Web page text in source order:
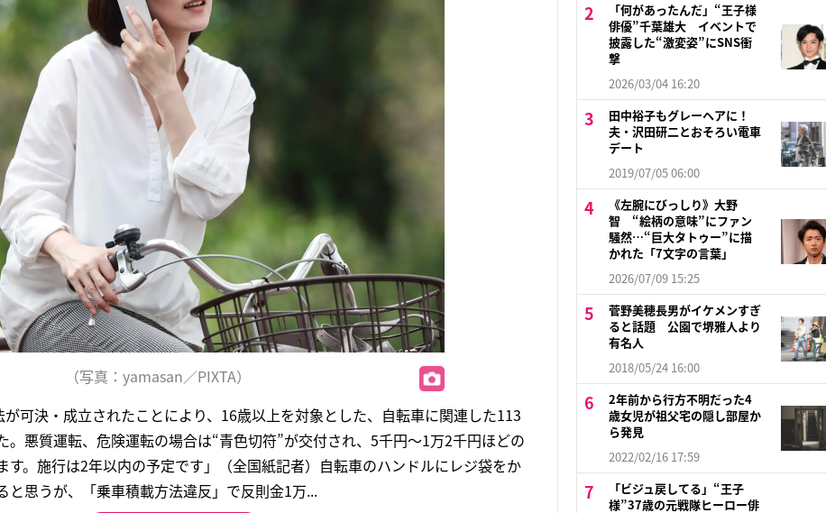
（写真：yamasan／PIXTA）
が可決・成立されたことにより、16歳以上を対象とした、自転車に関連した113
。悪質運転、危険運転の場合は“青色切符”が交付され、5千円～1万2千円ほどの
す。施行は2年以内の予定です」（全国紙記者）自転車のハンドルにレジ袋をか
と思うが、「乗車積載方法違反」で反則金1万...
「何があったんだ」“王子様
俳優”千葉雄大 イベントで
披露した“激変姿”にSNS衝
撃
2026/03/04 16:20
田中裕子もグレーヘアに！
夫・沢田研二とおそろい電車
デート
2019/07/05 06:00
《左腕にびっしり》大野
智 “絵柄の意味”にファン
騒然…“巨大タトゥー”に描
かれた「7文字の言葉」
2026/07/09 15:25
菅野美穂長男がイケメンすぎ
ると話題 公園で堺雅人より
有名人
2018/05/24 16:00
2年前から行方不明だった4
歳女児が祖父宅の隠し部屋か
ら発見
2022/02/16 17:59
「ビジュ戻してる」“王子
様”37歳の元戦隊ヒーロー俳